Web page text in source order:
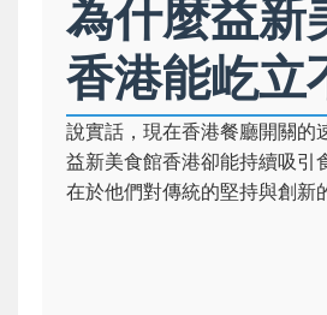
為什麼益新
香港能屹立
說實話，現在香港餐廳開關的
益新美食館香港卻能持續吸引
在於他們對傳統的堅持與創新